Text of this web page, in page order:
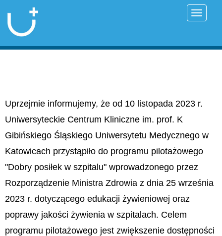
Uprzejmie informujemy, że od 10 listopada 2023 r.
Uniwersyteckie Centrum Kliniczne im. prof. K
Gibińskiego Śląskiego Uniwersytetu Medycznego w
Katowicach przystąpiło do programu pilotażowego
"Dobry posiłek w szpitalu" wprowadzonego przez
Rozporządzenie Ministra Zdrowia z dnia 25 września
2023 r. dotyczącego edukacji żywieniowej oraz
poprawy jakości żywienia w szpitalach. Celem
programu pilotażowego jest zwiększenie dostępności